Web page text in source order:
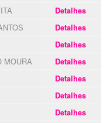
Detalhes
Detalhes
Detalhes
MOURA Detalhes
Detalhes
Detalhes
Detalhes